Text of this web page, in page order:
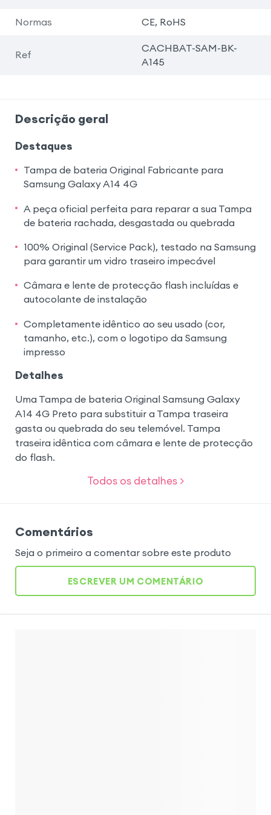
Normas CE, RoHS
Ref
CACHBAT-SAM-BK-
A145
Descrição geral
Destaques
Tampa de bateria Original Fabricante para
Samsung Galaxy A14 4G
A peça oficial perfeita para reparar a sua Tampa
de bateria rachada, desgastada ou quebrada
100% Original (Service Pack), testado na Samsung
para garantir um vidro traseiro impecável
Câmara e lente de protecção flash incluídas e
autocolante de instalação
Completamente idêntico ao seu usado (cor,
tamanho, etc.), com o logotipo da Samsung
impresso
Detalhes
Uma Tampa de bateria Original Samsung Galaxy
A14 4G Preto para substituir a Tampa traseira
gasta ou quebrada do seu telemóvel. Tampa
traseira idêntica com câmara e lente de protecção
do flash.
Todos os detalhes >
Comentários
Seja o primeiro a comentar sobre este produto
ESCREVER UM COMENTÁRIO